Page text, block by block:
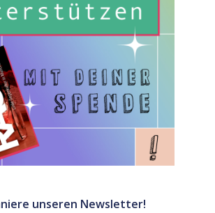
unseren Newsletter!